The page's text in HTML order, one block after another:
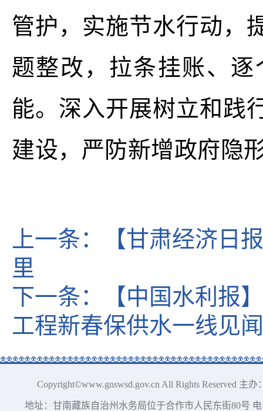
管护，实施节水行动，
题整改，拉条挂账、
能。深入开展树立和践
建设，严防新增政府隐
上一条：
【甘肃经济日
里
下一条：
【中国水利
工程新春保供水一线见闻
Copyright©www.gnswsd.gov.cn All Rights Reserved
地址：甘南藏族自治州水务局位于合作市人民东街80号